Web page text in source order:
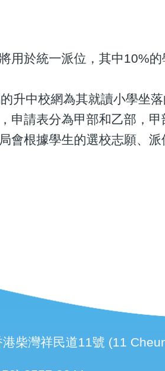
用於統一派位，其中10%
升中校網為其就讀小學坐落
申請表分為甲部和乙部，甲
會根據學生的選校志願、派
港柴灣祥民道11號 (11